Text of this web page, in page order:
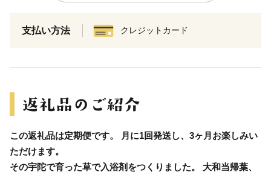
支払い方法 クレジットカード
この返礼品は定期便です。 月に1回発送し、3ヶ月お楽しみい
ただけます。
その宇陀で育った草で入浴剤をつくりました。 大和当帰葉、